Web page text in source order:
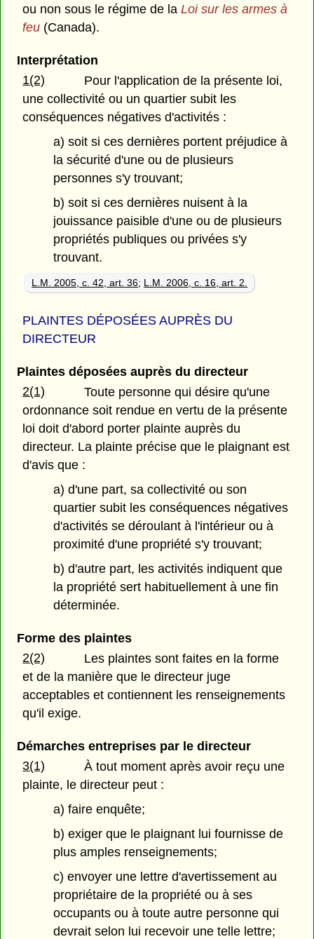
ou non sous le régime de laLoi sur les armes à
feu (Canada).
Interprétation
1(2)
Pour l'application de la présente loi,
une collectivité ou un quartier subit les
conséquences négatives d'activités :
a) soit si ces dernières portent préjudice à
la sécurité d'une ou de plusieurs
personnes s'y trouvant;
b) soit si ces dernières nuisent à la
jouissance paisible d'une ou de plusieurs
propriétés publiques ou privées s'y
trouvant.
L.M. 2005, c. 42, art. 36; L.M. 2006, c. 16, art. 2.
PLAINTES DÉPOSÉES AUPRÈS DU
DIRECTEUR
Plaintes déposées auprès du directeur
2(1)
Toute personne qui désire qu'une
ordonnance soit rendue en vertu de la présente
loi doit d'abord porter plainte auprès du
directeur. La plainte précise que le plaignant est
d'avis que :
a) d'une part, sa collectivité ou son
quartier subit les conséquences négatives
d'activités se déroulant à l'intérieur ou à
proximité d'une propriété s'y trouvant;
b) d'autre part, les activités indiquent que
la propriété sert habituellement à une fin
déterminée.
Forme des plaintes
2(2)
Les plaintes sont faites en la forme
et de la manière que le directeur juge
acceptables et contiennent les renseignements
qu'il exige.
Démarches entreprises par le directeur
3(1)
À tout moment après avoir reçu une
plainte, le directeur peut :
a) faire enquête;
b) exiger que le plaignant lui fournisse de
plus amples renseignements;
c) envoyer une lettre d'avertissement au
propriétaire de la propriété ou à ses
occupants ou à toute autre personne qui
devrait selon lui recevoir une telle lettre;